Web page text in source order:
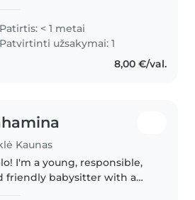
Nursing at Vilnius
holding individualios
darbuotojas certificate
Patirtis: < 1 metai
Patvirtinti užsakymai: 1
8,00 €/val.
Kaunas
I'm a young, responsible,
friendly babysitter with a